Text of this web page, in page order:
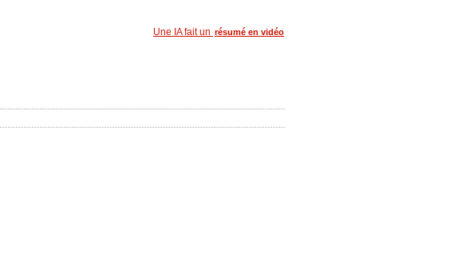
Une IA fait un résumé en vidéo